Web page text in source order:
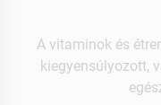
A vitaminok és
kiegyensúlyozott,